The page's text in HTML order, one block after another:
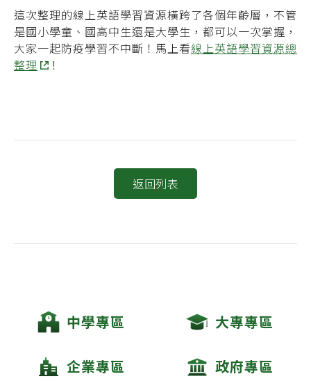
這次整理的線上英語學習資源橫跨了各個年齡層，不管
是國小學童、國高中生還是大學生，都可以一次掌握，
大家一起防疫學習不中斷！ 馬上看線上英語學習資源總
整理
！
返回列表
中學專區 大專專區
企業專區 政府專區